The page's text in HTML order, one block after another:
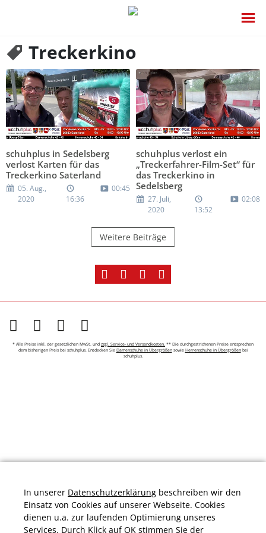
Treckerkino
schuhplus in Sedelsberg
verlost Karten für das
Treckerkino Saterland
05. Aug.,
2020
16:36
00:45
schuhplus verlost ein
„Treckerfahrer-Film-Set“ für
das Treckerkino in
Sedelsberg
27. Juli,
2020
13:52
02:08
Weitere Beiträge
* Alle Preise inkl. der gesetzlichen MwSt. und zzgl. Service- und Versandkosten. ** Die durchgestrichenen Preise entsprechen
dem bisherigen Preis bei schuhplus. Entdecken Sie Damenschuhe in Übergrößensowie Herrenschuhe in Übergrößenbei
schuhplus.
In unserer Datenschutzerklärung beschreiben wir den
Einsatz von Cookies auf unserer Webseite. Cookies
dienen u.a. zur laufenden Optimierung unseres
Services. Durch Klick auf OK stimmen Sie der